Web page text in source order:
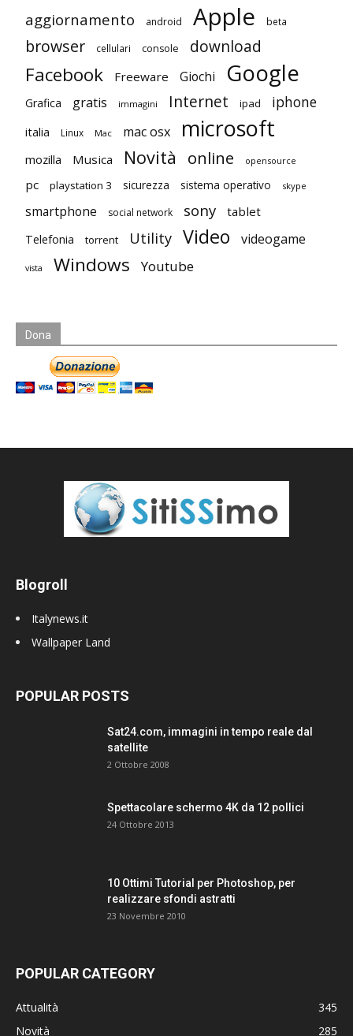
aggiornamento android Apple beta
browser cellulari console download
Facebook Freeware Giochi Google
Grafica gratis immagini Internet ipad iphone
italia Linux Mac mac osx microsoft
mozilla Musica Novità online opensource
pc playstation 3 sicurezza sistema operativo skype
smartphone social network sony tablet
Telefonia torrent Utility Video videogame
vista Windows Youtube
Dona
Blogroll
Italynews.it
Wallpaper Land
POPULAR POSTS
Sat24.com, immagini in tempo reale dal
satellite
2 Ottobre 2008
Spettacolare schermo 4K da 12 pollici
24 Ottobre 2013
10 Ottimi Tutorial per Photoshop, per
realizzare sfondi astratti
23 Novembre 2010
POPULAR CATEGORY
Attualità
345
Novità
285